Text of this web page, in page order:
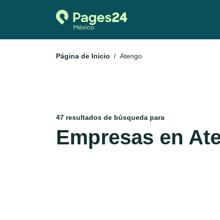
Página de Inicio Atengo
47 resultados de búsqueda para
Empresas en